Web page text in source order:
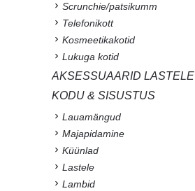
Scrunchie/patsikumm
Telefonikott
Kosmeetikakotid
Lukuga kotid
AKSESSUAARID LASTELE
KODU & SISUSTUS
Lauamängud
Majapidamine
Küünlad
Lastele
Lambid